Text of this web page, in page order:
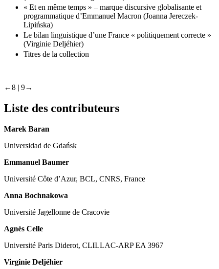
« Et en même temps » – marque discursive globalisante et
programmatique d’Emmanuel Macron (Joanna Jereczek-
Lipińska)
Le bilan linguistique d’une France « politiquement correcte »
(Virginie Deljéhier)
Titres de la collection
←8 | 9→
Liste des contributeurs
Marek Baran
Universidad de Gdańsk
Emmanuel Baumer
Université Côte d’Azur, BCL, CNRS, France
Anna Bochnakowa
Université Jagellonne de Cracovie
Agnès Celle
Université Paris Diderot, CLILLAC-ARP EA 3967
Virginie Deljéhier